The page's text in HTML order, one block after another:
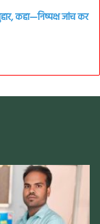
कहा—निष्पक्ष जांच कर